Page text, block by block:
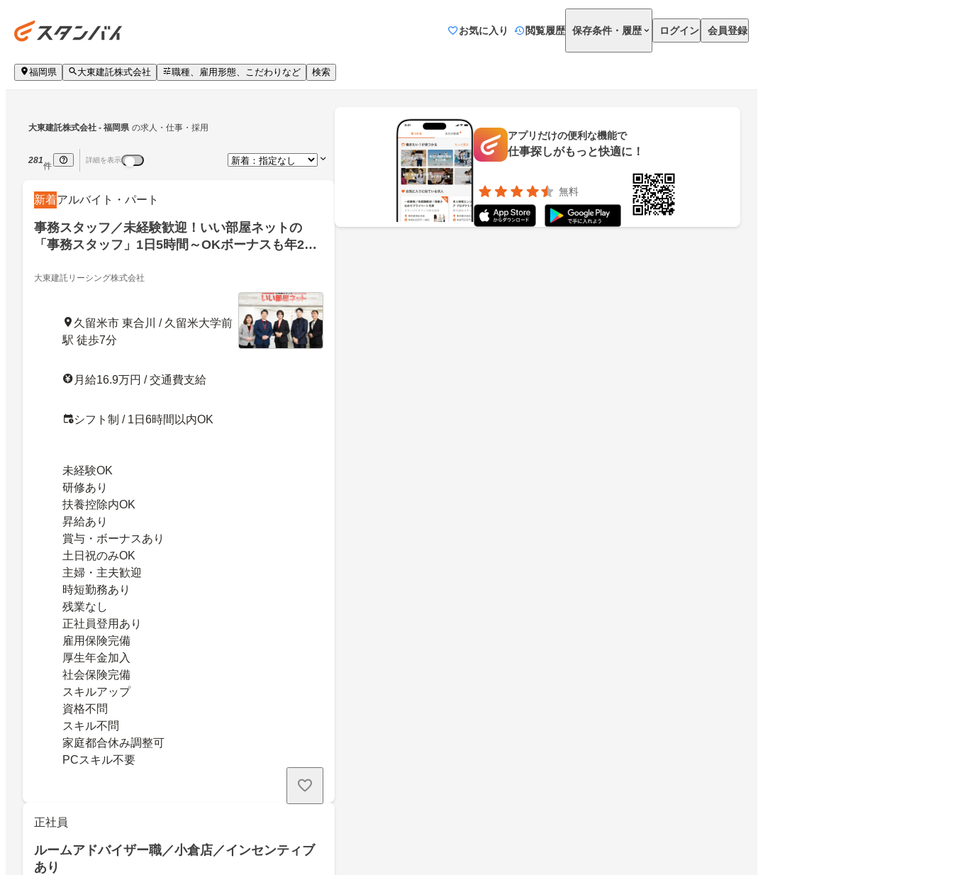
お気に入り 閲覧履歴 保存条件・履歴 ログイン 会員登録
福岡県 大東建託株式会社 職種、雇用形態、こだわりなど 検索
大東建託株式会社 - 福岡県 の求人・仕事・採用
281
件
詳細を表示
新着アルバイト・パート
事務スタッフ／未経験歓迎！いい部屋ネットの
「事務スタッフ」1日5時間～OKボーナスも年2回
大東建託リーシング株式会社
久留米市 東合川 / 久留米大学前
駅 徒歩7分
月給16.9万円 / 交通費支給
シフト制 / 1日6時間以内OK
未経験OK
研修あり
扶養控除内OK
昇給あり
賞与・ボーナスあり
土日祝のみOK
主婦・主夫歓迎
時短勤務あり
残業なし
正社員登用あり
雇用保険完備
厚生年金加入
社会保険完備
スキルアップ
資格不問
スキル不問
家庭都合休み調整可
PCスキル不要
正社員
ルームアドバイザー職／小倉店／インセンティブ
あり
アプリだけの便利な機能で
仕事探しがもっと快適に！
無料